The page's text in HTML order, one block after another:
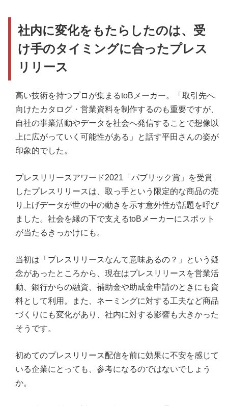
社内に変化をもたらしたのは、受
け手のタイミングに合ったプレス
リリース
高い技術を持つプロが集まるtoBメーカー。「取引先へ
向けたカタログ・営業資料を制作するのも重要ですが、
自社の事業活動やデータを社会へ発信することで想像以
上に広がっていく可能性がある」と話す平田さんの姿が
印象的でした。
プレスリリースアワード2021「パブリック賞」を受賞
したプレスリリースは、取っ手という限定的な商品の売
り上げデータが世の中の動きを示す意外性が話題を呼び
ました。社会を縁の下で支えるtoBメーカーにスポット
が当たるきっかけにも。
当初は「プレスリリースなんて意味あるの？」という疑
念があったところから、現在はプレスリリースを営業活
動、銀行からの融資、補助金や助成金申請のときにも資
料として利用。また、ネーミングに対する工夫など商品
づくりにも変化があり、社内に対する影響も大きかった
そうです。
初めてのプレスリリース配信を前に効果に不安を感じて
いる企業にとっても、参考になるのではないでしょう
か。